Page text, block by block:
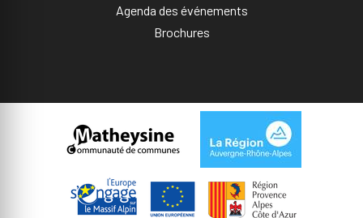
Agenda des événements
Brochures